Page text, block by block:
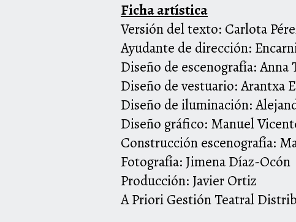
Ficha artística
Versión del texto: Carlota
Ayudante de dirección:
Diseño de escenografía: Anna
Diseño de vestuario: Arantxa
Diseño de iluminación:
Diseño gráfico: Manuel
Construcción escenografía:
Fotografía: Jimena Díaz-Ocón
Producción: Javier Ortiz
A Priori Gestión Teatral